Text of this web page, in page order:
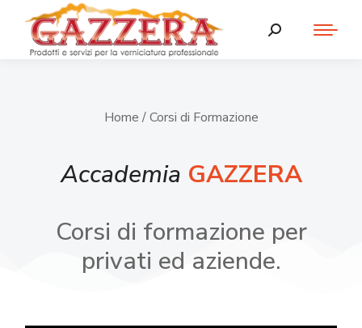
Home / Corsi di Formazione
Accademia GAZZERA
Corsi di formazione per
privati ed aziende.